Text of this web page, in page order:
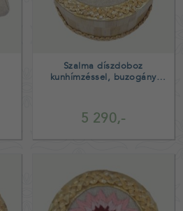
5 290,-
Szalma díszdoboz
kunhímzéssel, buzogány